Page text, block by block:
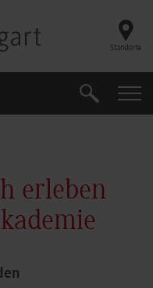
Standorte
Suche
erleben